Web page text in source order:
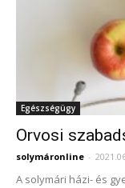
Egészségügy
Orvosi
solymáronline -
A solymári házi- és